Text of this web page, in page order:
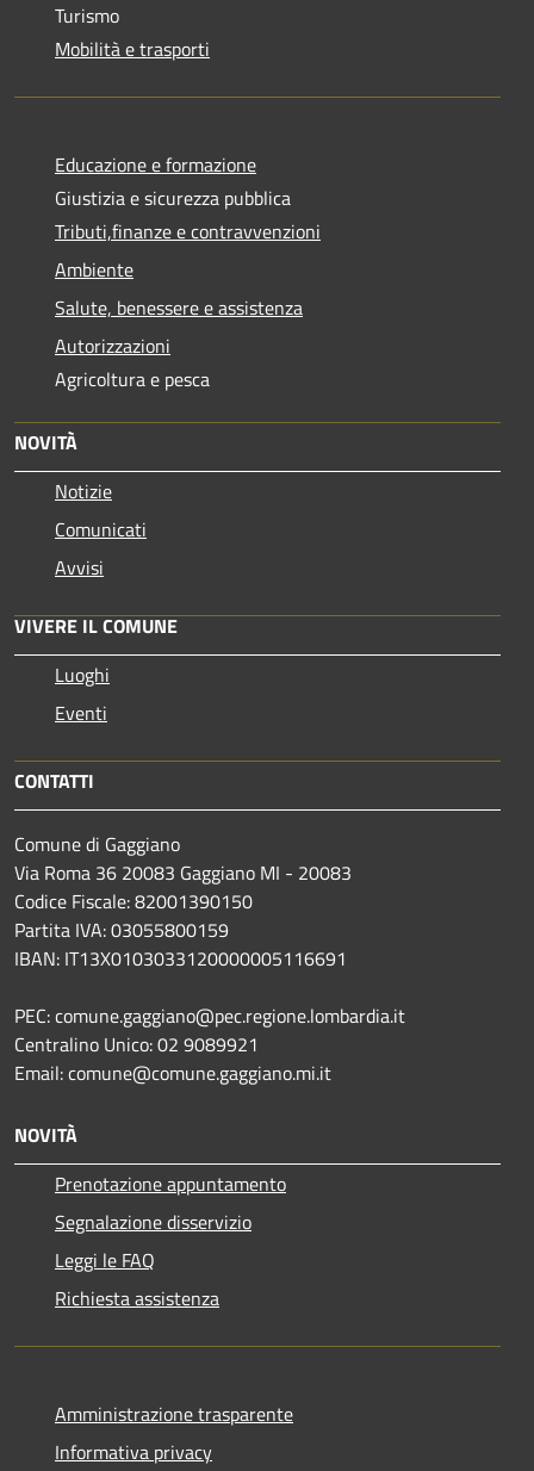
Turismo
Mobilità e trasporti
Educazione e formazione
Giustizia e sicurezza pubblica
Tributi,finanze e contravvenzioni
Ambiente
Salute, benessere e assistenza
Autorizzazioni
Agricoltura e pesca
NOVITÀ
Notizie
Comunicati
Avvisi
VIVERE IL COMUNE
Luoghi
Eventi
CONTATTI
Comune di Gaggiano
Via Roma 36 20083 Gaggiano MI - 20083
Codice Fiscale: 82001390150
Partita IVA: 03055800159
IBAN: IT13X0103033120000005116691
PEC: comune.gaggiano@pec.regione.lombardia.it
Centralino Unico: 02 9089921
Email: comune@comune.gaggiano.mi.it
NOVITÀ
Prenotazione appuntamento
Segnalazione disservizio
Leggi le FAQ
Richiesta assistenza
Amministrazione trasparente
Informativa privacy